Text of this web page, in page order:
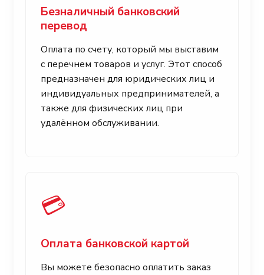
Безналичный банковский
перевод
Оплата по счету, который мы выставим
с перечнем товаров и услуг. Этот способ
предназначен для юридических лиц и
индивидуальных предпринимателей, а
также для физических лиц при
удалённом обслуживании.
💳
Оплата банковской картой
Вы можете безопасно оплатить заказ